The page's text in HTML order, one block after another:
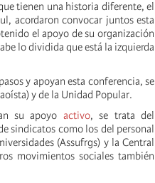
tienen una historia diferente, el
acordaron convocar juntos esta
el apoyo de su organización
lo dividida que está la izquierda
y apoyan esta conferencia, se
y de la Unidad Popular.
su apoyo activo, se trata del
sindicatos como los del personal
(Assufrgs) y la Central
movimientos sociales también